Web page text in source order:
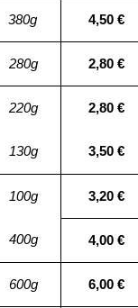
380g 4,50 €
280g 2,80 €
220g 2,80 €
130g 3,50 €
100g 3,20 €
400g 4,00 €
600g 6,00 €